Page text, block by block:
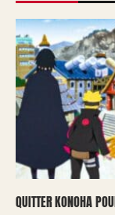
QUITTER KONOHA